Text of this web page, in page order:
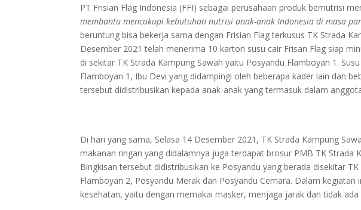
PT Frisian Flag Indonesia (FFI) sebagai perusahaan produk bernutrisi
membantu mencukupi kebutuhan nutrisi anak-anak Indonesia di masa
beruntung bisa bekerja sama dengan Frisian Flag terkusus TK Strada
Desember 2021 telah menerima 10 karton susu cair Frisan Flag siap
di sekitar TK Strada Kampung Sawah yaitu Posyandu Flamboyan 1.
Flamboyan 1, Ibu Devi yang didampingi oleh beberapa kader lain dan
tersebut didistribusikan kepada anak-anak yang termasuk dalam
Di hari yang sama, Selasa 14 Desember 2021, TK Strada Kampung
makanan ringan yang didalamnya juga terdapat brosur PMB TK Strada
Bingkisan tersebut didistribusikan ke Posyandu yang berada disekitar
Flamboyan 2, Posyandu Merak dan Posyandu Cemara. Dalam
kesehatan, yaitu dengan memakai masker, menjaga jarak dan tidak